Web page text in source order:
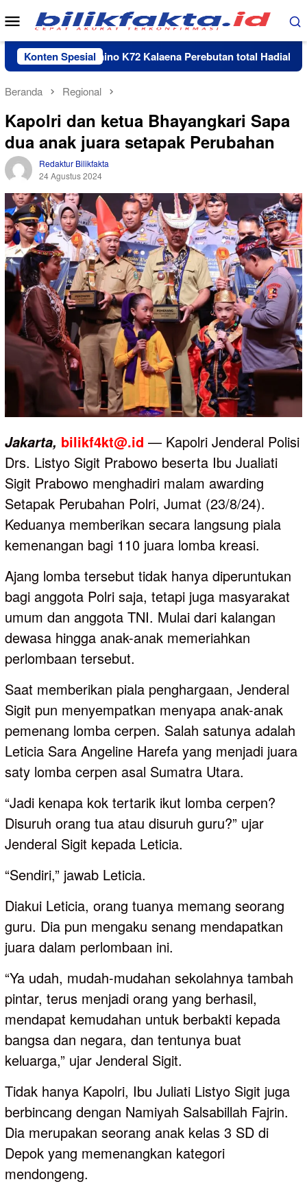
Loncat
ke
konten
Menu
Mobile
Konten Spesial
Turnamen Domino K72 Kalaena Perebutan total Hadiah Rp 35
Beranda Regional
Kapolri dan ketua Bhayangkari Sapa
dua anak juara setapak Perubahan
Redaktur Bilikfakta
24 Agustus 2024
Jakarta, bilikf4kt@.id — Kapolri Jenderal Polisi
Drs. Listyo Sigit Prabowo beserta Ibu Jualiati
Sigit Prabowo menghadiri malam awarding
Setapak Perubahan Polri, Jumat (23/8/24).
Keduanya memberikan secara langsung piala
kemenangan bagi 110 juara lomba kreasi.
Ajang lomba tersebut tidak hanya diperuntukan
bagi anggota Polri saja, tetapi juga masyarakat
umum dan anggota TNI. Mulai dari kalangan
dewasa hingga anak-anak memeriahkan
perlombaan tersebut.
Saat memberikan piala penghargaan, Jenderal
Sigit pun menyempatkan menyapa anak-anak
pemenang lomba cerpen. Salah satunya adalah
Leticia Sara Angeline Harefa yang menjadi juara
saty lomba cerpen asal Sumatra Utara.
“Jadi kenapa kok tertarik ikut lomba cerpen?
Disuruh orang tua atau disuruh guru?” ujar
Jenderal Sigit kepada Leticia.
“Sendiri,” jawab Leticia.
Diakui Leticia, orang tuanya memang seorang
guru. Dia pun mengaku senang mendapatkan
juara dalam perlombaan ini.
“Ya udah, mudah-mudahan sekolahnya tambah
pintar, terus menjadi orang yang berhasil,
mendapat kemudahan untuk berbakti kepada
bangsa dan negara, dan tentunya buat
keluarga,” ujar Jenderal Sigit.
Tidak hanya Kapolri, Ibu Juliati Listyo Sigit juga
berbincang dengan Namiyah Salsabillah Fajrin.
Dia merupakan seorang anak kelas 3 SD di
Depok yang memenangkan kategori
mendongeng.